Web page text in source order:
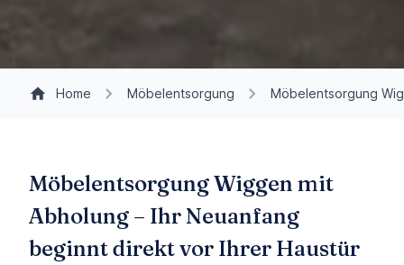
Home Möbelentsorgung Möbelentsorgung
Möbelentsorgung Wiggen mit
Abholung – Ihr Neuanfang
beginnt direkt vor Ihrer Haustür